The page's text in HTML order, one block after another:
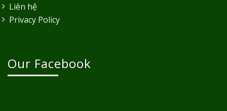
Liên hệ
Privacy Policy
Our Facebook